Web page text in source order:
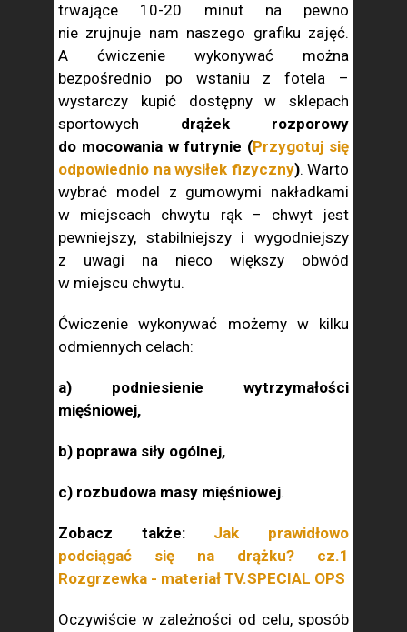
trwające 10-20 minut na pewno
nie zrujnuje nam naszego grafiku zajęć.
A ćwiczenie wykonywać można
bezpośrednio po wstaniu z fotela –
wystarczy kupić dostępny w sklepach
sportowych drążek rozporowy
do mocowania w futrynie (Przygotuj się
odpowiednio na wysiłek fizyczny). Warto
wybrać model z gumowymi nakładkami
w miejscach chwytu rąk – chwyt jest
pewniejszy, stabilniejszy i wygodniejszy
z uwagi na nieco większy obwód
w miejscu chwytu.
Ćwiczenie wykonywać możemy w kilku
odmiennych celach:
a) podniesienie wytrzymałości
mięśniowej,
b) poprawa siły ogólnej,
c) rozbudowa masy mięśniowej.
Zobacz także: Jak prawidłowo
podciągać się na drążku? cz.1
Rozgrzewka - materiał TV.SPECIAL OPS
Oczywiście w zależności od celu, sposób